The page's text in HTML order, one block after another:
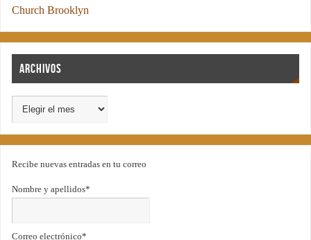
Church Brooklyn
Archivos
Recibe nuevas entradas en tu correo
Nombre y apellidos*
Correo electrónico*